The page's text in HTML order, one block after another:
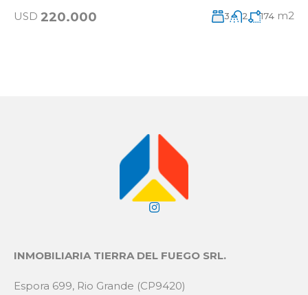
USD 220.000 3 2 174 m2
INMOBILIARIA TIERRA DEL FUEGO SRL.
Espora 699, Rio Grande (CP9420)